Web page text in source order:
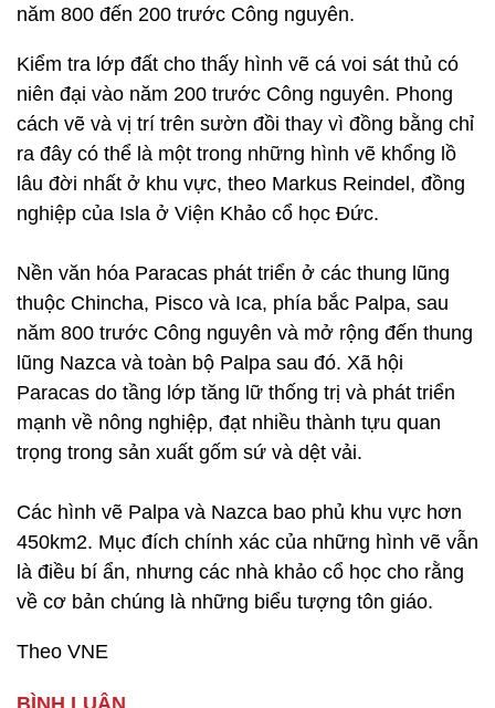
năm 800 đến 200 trước Công nguyên.
Kiểm tra lớp đất cho thấy hình vẽ cá voi sát thủ có
niên đại vào năm 200 trước Công nguyên. Phong
cách vẽ và vị trí trên sườn đồi thay vì đồng bằng chỉ
ra đây có thể là một trong những hình vẽ khổng lồ
lâu đời nhất ở khu vực, theo Markus Reindel, đồng
nghiệp của Isla ở Viện Khảo cổ học Đức.
Nền văn hóa Paracas phát triển ở các thung lũng
thuộc Chincha, Pisco và Ica, phía bắc Palpa, sau
năm 800 trước Công nguyên và mở rộng đến thung
lũng Nazca và toàn bộ Palpa sau đó. Xã hội
Paracas do tầng lớp tăng lữ thống trị và phát triển
mạnh về nông nghiệp, đạt nhiều thành tựu quan
trọng trong sản xuất gốm sứ và dệt vải.
Các hình vẽ Palpa và Nazca bao phủ khu vực hơn
450km2. Mục đích chính xác của những hình vẽ vẫn
là điều bí ẩn, nhưng các nhà khảo cổ học cho rằng
về cơ bản chúng là những biểu tượng tôn giáo.
Theo VNE